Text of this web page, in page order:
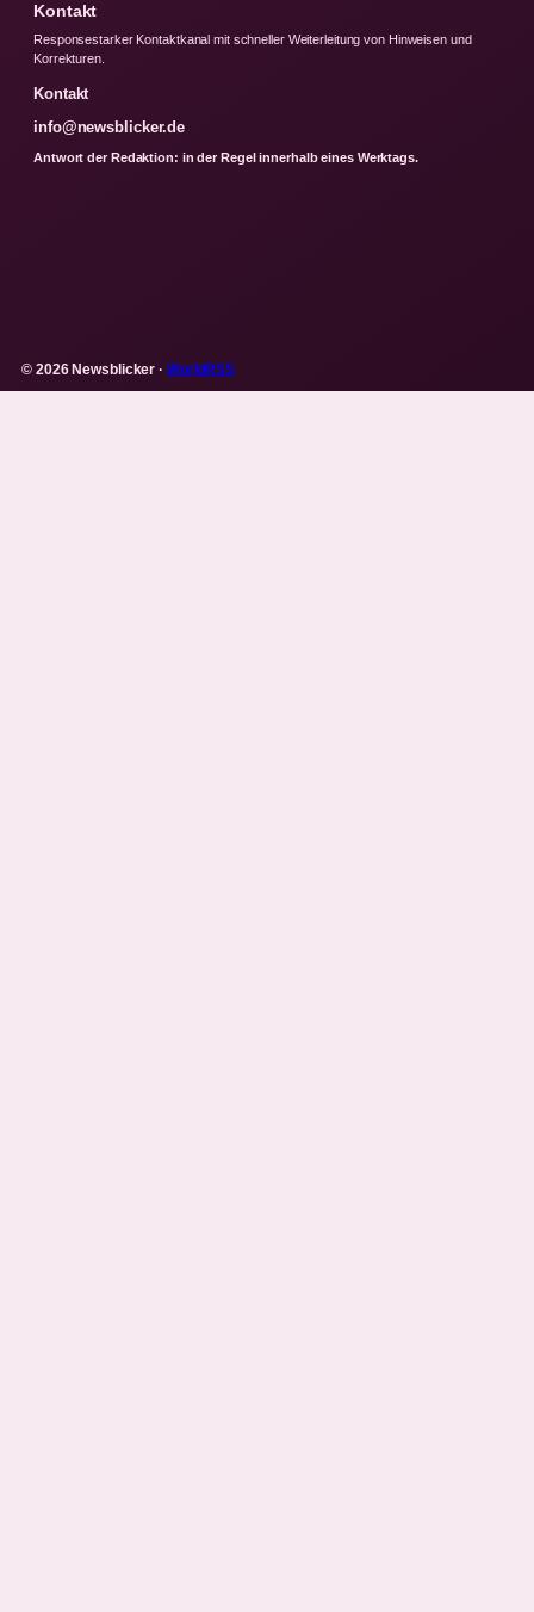
Kontakt
Responsestarker Kontaktkanal mit schneller Weiterleitung von Hinweisen und
Korrekturen.
Kontakt
info@newsblicker.de
Antwort der Redaktion: in der Regel innerhalb eines Werktags.
© 2026 Newsblicker · WorldRSS